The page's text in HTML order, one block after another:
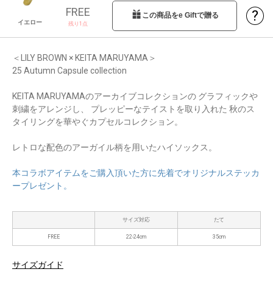
イエロー
FREE
残り1点
この商品をe Giftで贈る ?
＜LILY BROWN × KEITA MARUYAMA＞
25 Autumn Capsule collection
KEITA MARUYAMAのアーカイブコレクションの グラフィックや
刺繍をアレンジし、 プレッピーなテイストを取り入れた 秋のス
タイリングを華やぐカプセルコレクション。
レトロな配色のアーガイル柄を用いたハイソックス。
本コラボアイテムをご購入頂いた方に先着でオリジナルステッカ
ープレゼント。
サイズ対応 たて
FREE 22-24cm 35cm
サイズガイド